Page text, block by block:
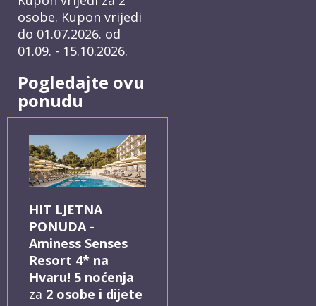
osobe. Kupon vrijedi
do 01.07.2026. od
01.09. - 15.10.2026.
Pogledajte ovu
ponudu
HIT LJETNA
PONUDA -
Aminess Senses
Resort 4* na
Hvaru! 5 noćenja
za 2 osobe i dijete